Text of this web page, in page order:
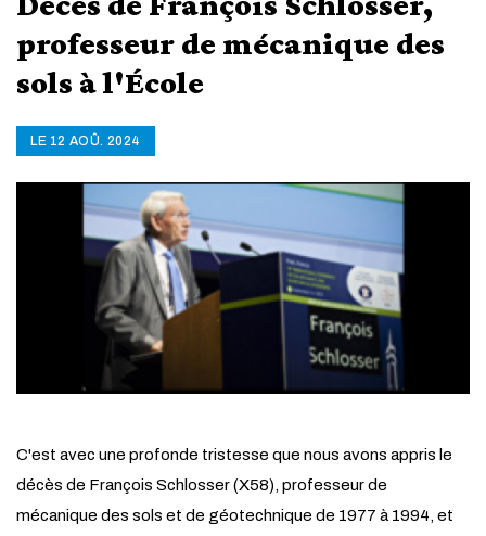
professeur de mécanique des
sols à l'École
LE 12 AOÛ. 2024
C'est avec une profonde tristesse que nous avons appris le
décès de François Schlosser (X58), professeur de
mécanique des sols et de géotechnique de 1977 à 1994, et